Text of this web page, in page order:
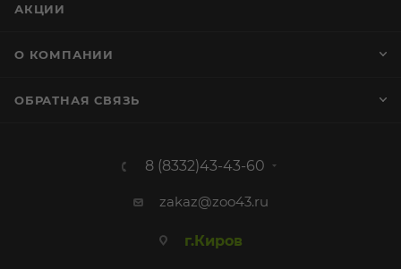
АКЦИИ
О КОМПАНИИ
ОБРАТНАЯ СВЯЗЬ
8 (8332)43-43-60
zakaz@zoo43.ru
г.Киров